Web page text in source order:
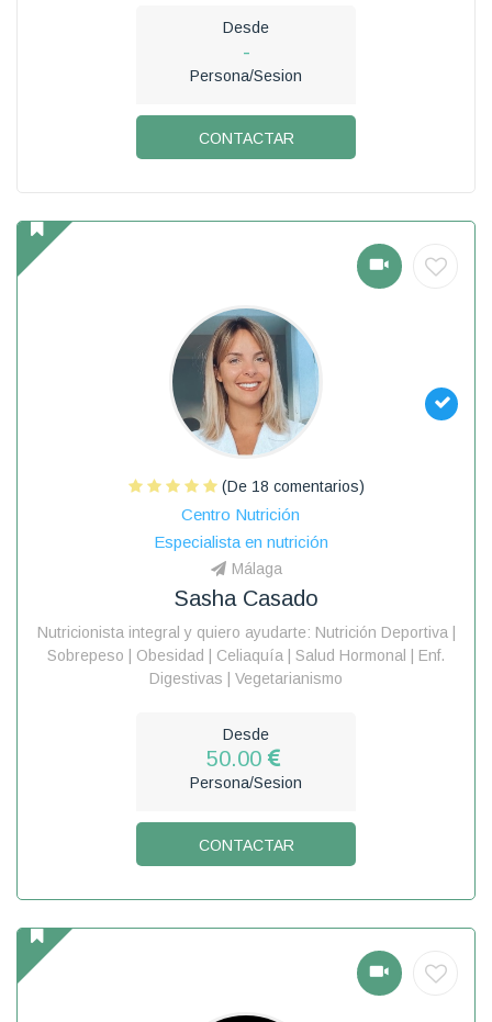
Desde
-
Persona/Sesion
CONTACTAR
(De 18 comentarios)
Centro Nutrición
Especialista en nutrición
Málaga
Sasha Casado
Nutricionista integral y quiero ayudarte: Nutrición Deportiva |
Sobrepeso | Obesidad | Celiaquía | Salud Hormonal | Enf.
Digestivas | Vegetarianismo
Desde
50.00
Persona/Sesion
CONTACTAR